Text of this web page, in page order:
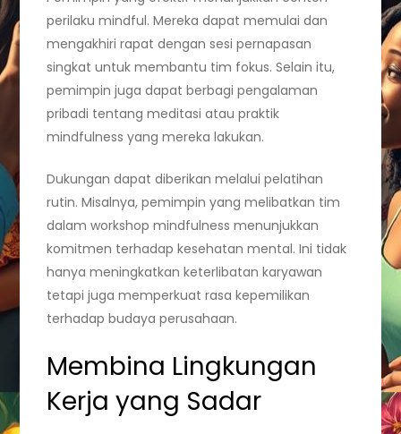
perilaku mindful. Mereka dapat memulai dan
mengakhiri rapat dengan sesi pernapasan
singkat untuk membantu tim fokus. Selain itu,
pemimpin juga dapat berbagi pengalaman
pribadi tentang meditasi atau praktik
mindfulness yang mereka lakukan.
Dukungan dapat diberikan melalui pelatihan
rutin. Misalnya, pemimpin yang melibatkan tim
dalam workshop mindfulness menunjukkan
komitmen terhadap kesehatan mental. Ini tidak
hanya meningkatkan keterlibatan karyawan
tetapi juga memperkuat rasa kepemilikan
terhadap budaya perusahaan.
Membina Lingkungan
Kerja yang Sadar